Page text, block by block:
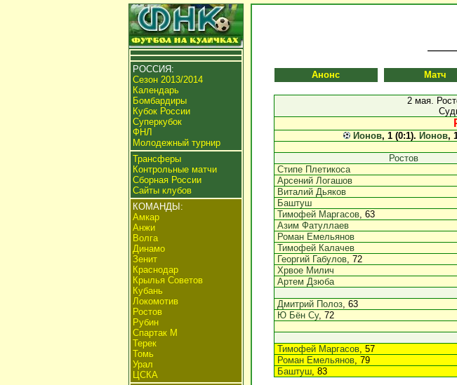
РОССИЯ:
Сезон 2013/2014
Календарь
Бомбардиры
Кубок России
Суперкубок
ФНЛ
Молодежный турнир
Трансферы
Контрольные матчи
Сборная России
Сайты клубов
КОМАНДЫ:
Амкар
Анжи
Волга
Динамо
Зенит
Краснодар
Крылья Советов
Кубань
Локомотив
Ростов
Рубин
Спартак М
Терек
Томь
Урал
ЦСКА
Анонс Матч
2 мая.
Ионов, 1 (0:1). Ионов,
Ростов
Стипе Плетикоса
Арсений Логашов
Виталий Дьяков
Баштуш
Тимофей Маргасов, 63
Азим Фатуллаев
Роман Емельянов
Тимофей Калачев
Георгий Габулов, 72
Хрвое Милич
Артем Дзюба
Дмитрий Полоз, 63
Ю Бён Су, 72
Тимофей Маргасов, 57
Роман Емельянов, 79
Баштуш, 83